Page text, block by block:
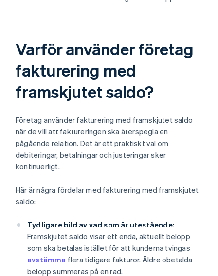
Varför använder företag
fakturering med
framskjutet saldo?
Företag använder fakturering med framskjutet saldo
när de vill att faktureringen ska återspegla en
pågående relation. Det är ett praktiskt val om
debiteringar, betalningar och justeringar sker
kontinuerligt.
Här är några fördelar med fakturering med framskjutet
saldo:
Tydligare bild av vad som är utestående:
Framskjutet saldo visar ett enda, aktuellt belopp
som ska betalas istället för att kunderna tvingas
avstämma flera tidigare fakturor. Äldre obetalda
belopp summeras på en rad.